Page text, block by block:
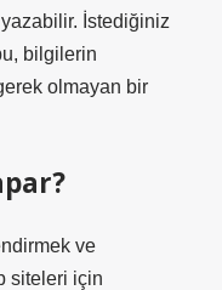
İstediğiniz
bilgilerin
olmayan bir
ve
siteleri için